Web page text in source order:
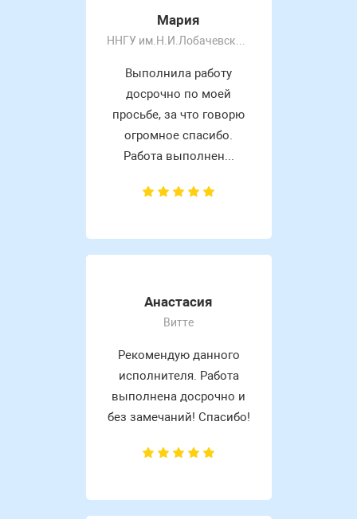
Мария
Выполнила работу
досрочно по моей
просьбе, за что говорю
огромное спасибо.
Работа выполнен...
Анастасия
Витте
Рекомендую данного
исполнителя. Работа
выполнена досрочно и
без замечаний! Спасибо!